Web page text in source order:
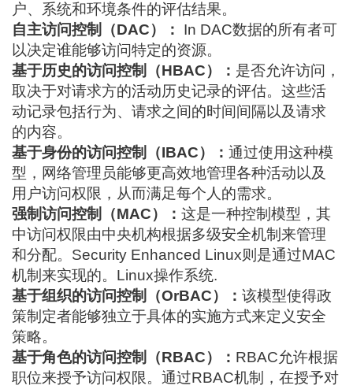
户、系统和环境条件的评估结果。
自主访问控制（DAC）：
In DAC数据的所有者可
以决定谁能够访问特定的资源。
基于历史的访问控制（HBAC）： 是否允许访问，
取决于对请求方的活动历史记录的评估。这些活
动记录包括行为、请求之间的时间间隔以及请求
的内容。
基于身份的访问控制（IBAC）：通过使用这种模
型，网络管理员能够更高效地管理各种活动以及
用户访问权限，从而满足每个人的需求。
强制访问控制（MAC）：这是一种控制模型，其
中访问权限由中央机构根据多级安全机制来管理
和分配。Security Enhanced Linux则是通过MAC
机制来实现的。 Linux操作系统.
基于组织的访问控制（OrBAC）：该模型使得政
策制定者能够独立于具体的实施方式来定义安全
策略。
基于角色的访问控制（RBAC）： RBAC允许根据
职位来授予访问权限。通过RBAC机制，在授予对